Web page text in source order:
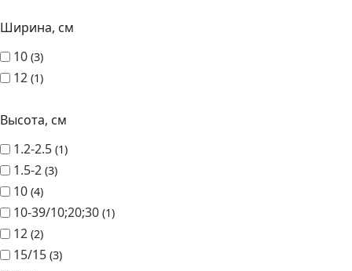
Высота, см
1.2-2.5
1.5-2
12 2
15/15 3
2 1
20/20 1
4.5/4.5
4.9/4.9 1